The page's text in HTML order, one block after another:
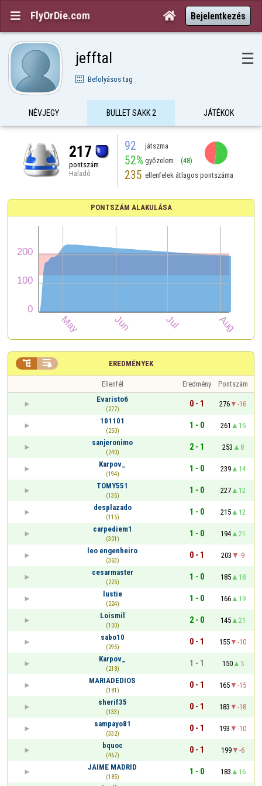
 FlyOrDie.com  Bejelentkezés
jefftal ☰
Befolyásos tag
NÉVJEGY BULLET SAKK 2 JÁTÉKOK
217
pontszám
Haladó
92 játszma
52% győzelem (48)
235 ellenfelek átlagos pontszáma
PONTSZÁM ALAKULÁSA
EREDMÉNYEK
 
Ellenfél Eredmény
Pontszám
Evaristo6
(277)
0 - 1 276
-16
101101
(250)
1 - 0 261
15
sanjeronimo
(240)
2 - 1 253
8
Karpov_
(194)
1 - 0 239
14
TOMY551
(135)
1 - 0 227
12
desplazado
(115)
1 - 0 215
12
carpediem1
(301)
1 - 0 194
21
leo engenheiro
(363)
0 - 1 203
-9
cesarmaster
(225)
1 - 0 185
18
lustie
(224)
1 - 0 166
19
Loismil
(100)
2 - 0 145
21
sabo10
(295)
0 - 1 155
-10
Karpov_
(218)
1 - 1 150
5
MARIADEDIOS
(181)
0 - 1 165
-15
sherif35
(133)
0 - 1 183
-18
sampayo81
(332)
0 - 1 193
-10
bquoc
(467)
0 - 1 199
-6
JAIME MADRID
(185)
1 - 0 183
16